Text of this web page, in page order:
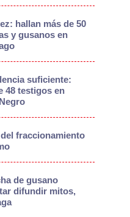
hallan más de 50
y gusanos en
suficiente:
48 testigos en
fraccionamiento
de gusano
difundir mitos,